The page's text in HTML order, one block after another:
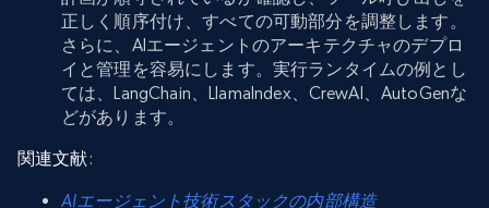
正しく順序付け、すべての可動部分を調整します。
さらに、AIエージェントのアーキテクチャのデプロ
イと管理を容易にします。実行ランタイムの例とし
ては、LangChain、LlamaIndex、CrewAI、AutoGenな
どがあります。
関連文献:
AIエージェント技術スタックの内部構造